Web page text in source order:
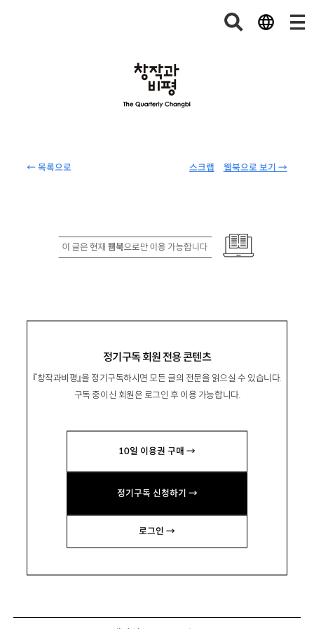
← 목록으로 웹북으로 보기 →
스크랩
정기구독 회원 전용 콘텐츠
『창작과비평』을 정기구독하시면 모든 글의 전문을 읽으실 수 있습니다.
구독 중이신 회원은 로그인 후 이용 가능합니다.
10일 이용권 구매 →
정기구독 신청하기 →
로그인 →